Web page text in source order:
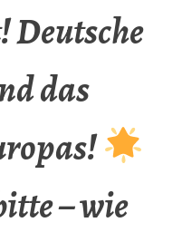
Deutsche
das
– wie